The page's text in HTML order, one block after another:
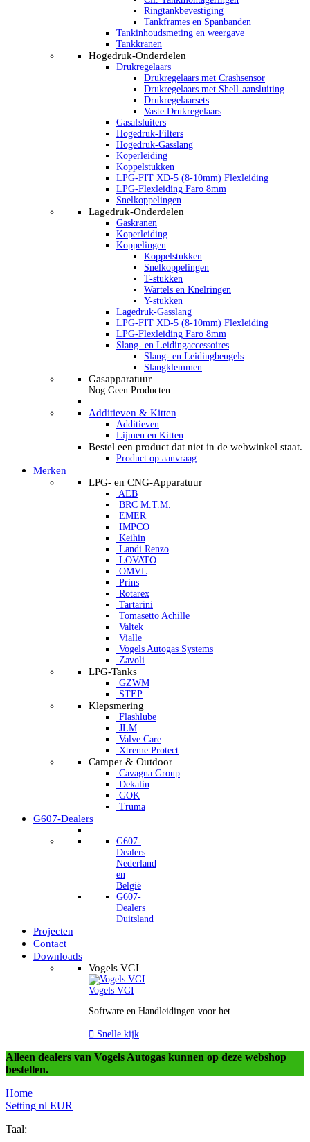
Ringtankbevestiging
Tankframes en Spanbanden
Tankinhoudsmeting en weergave
Tankkranen
Hogedruk-Onderdelen
Drukregelaars
Drukregelaars met Crashsensor
Drukregelaars met Shell-aansluiting
Drukregelaarsets
Vaste Drukregelaars
Gasafsluiters
Hogedruk-Filters
Hogedruk-Gasslang
Koperleiding
Koppelstukken
LPG-FIT XD-5 (8-10mm) Flexleiding
LPG-Flexleiding Faro 8mm
Snelkoppelingen
Lagedruk-Onderdelen
Gaskranen
Koperleiding
Koppelingen
Koppelstukken
Snelkoppelingen
T-stukken
Wartels en Knelringen
Y-stukken
Lagedruk-Gasslang
LPG-FIT XD-5 (8-10mm) Flexleiding
LPG-Flexleiding Faro 8mm
Slang- en Leidingaccessoires
Slang- en Leidingbeugels
Slangklemmen
Gasapparatuur
Nog Geen Producten
Additieven & Kitten
Additieven
Lijmen en Kitten
Bestel een product dat niet in de webwinkel staat.
Product op aanvraag
Merken
LPG- en CNG-Apparatuur
AEB
BRC M.T.M.
EMER
IMPCO
Keihin
Landi Renzo
LOVATO
OMVL
Prins
Rotarex
Tartarini
Tomasetto Achille
Valtek
Vialle
Vogels Autogas Systems
Zavoli
LPG-Tanks
GZWM
STEP
Klepsmering
Flashlube
JLM
Valve Care
Xtreme Protect
Camper & Outdoor
Cavagna Group
Dekalin
GOK
Truma
G607-Dealers
G607-
Dealers
Nederland
en
België
G607-
Dealers
Duitsland
Projecten
Contact
Downloads
Vogels VGI
Vogels VGI
Software en Handleidingen voor het...
 Snelle kijk
Alleen dealers van Vogels Autogas kunnen op deze webshop
bestellen.
Home
Setting nl EUR
Taal: